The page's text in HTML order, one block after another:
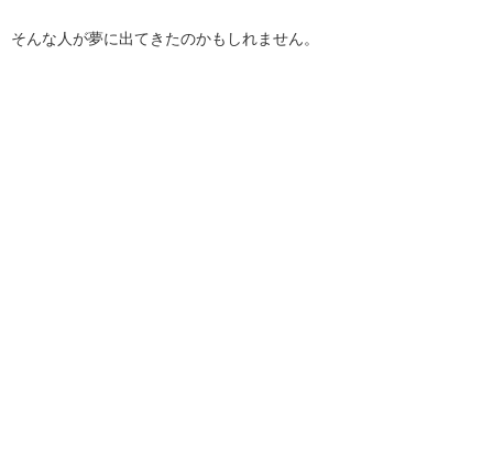
そんな人が夢に出てきたのかもしれません。